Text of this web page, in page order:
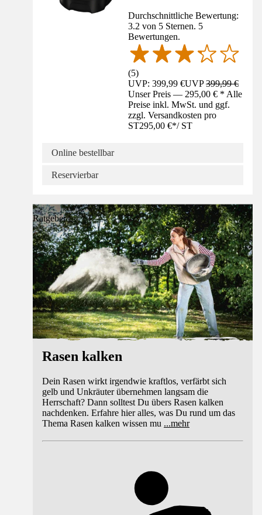
Durchschnittliche Bewertung:
3.2 von 5 Sternen. 5
Bewertungen.
(5)
UVP: 399,99 €UVP399,99 €
Unser Preis — 295,00 € * Alle
Preise inkl. MwSt. und ggf.
zzgl. Versandkosten pro
ST295,00 €*/ ST
Online bestellbar
Reservierbar
Ratgeber
Rasen kalken
Dein Rasen wirkt irgendwie kraftlos, verfärbt sich
gelb und Unkräuter übernehmen langsam die
Herrschaft? Dann solltest Du übers Rasen kalken
nachdenken. Erfahre hier alles, was Du rund um das
Thema Rasen kalken wissen mu ...mehr